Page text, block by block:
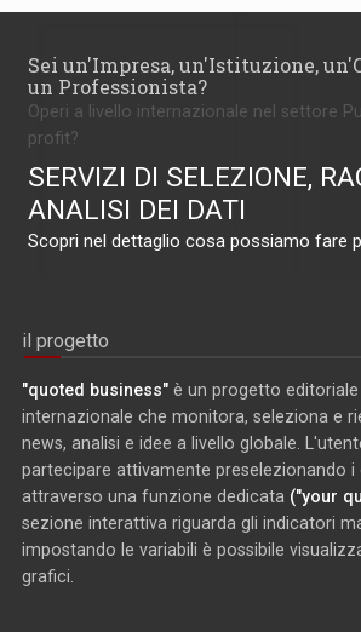
Sei un'Impresa, un'Istituzione,
un Professionista?
Operi a livello internazionale nel settore
profit?
SERVIZI DI SELEZIONE,
ANALISI DEI DATI
Scopri nel dettaglio cosa possiamo fare
il progetto
"quoted business" è un progetto
internazionale che monitora, seleziona e
news, analisi e idee a livello globale.
partecipare attivamente preselezionando
attraverso una funzione dedicata ("your
sezione interattiva riguarda gli indicatori
impostando le variabili è possibile
grafici.